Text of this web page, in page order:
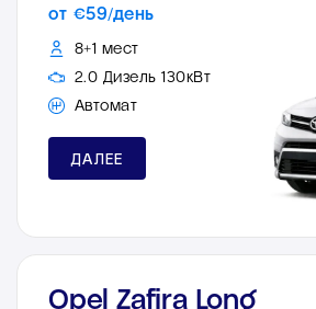
от €59/день
8+1 мест
2.0 Дизель 130кВт
Автомат
ДАЛЕЕ
Opel Zafira Long